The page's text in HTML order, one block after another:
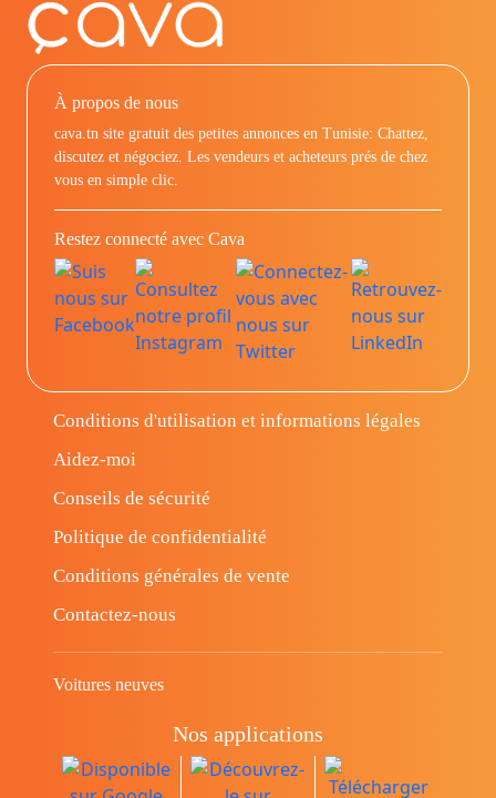
À propos de nous
cava.tn site gratuit des petites annonces en Tunisie: Chattez,
discutez et négociez. Les vendeurs et acheteurs prés de chez
vous en simple clic.
Restez connecté avec Cava
Conditions d'utilisation et informations légales
Aidez-moi
Conseils de sécurité
Politique de confidentialité
Conditions générales de vente
Contactez-nous
Voitures neuves
Nos applications